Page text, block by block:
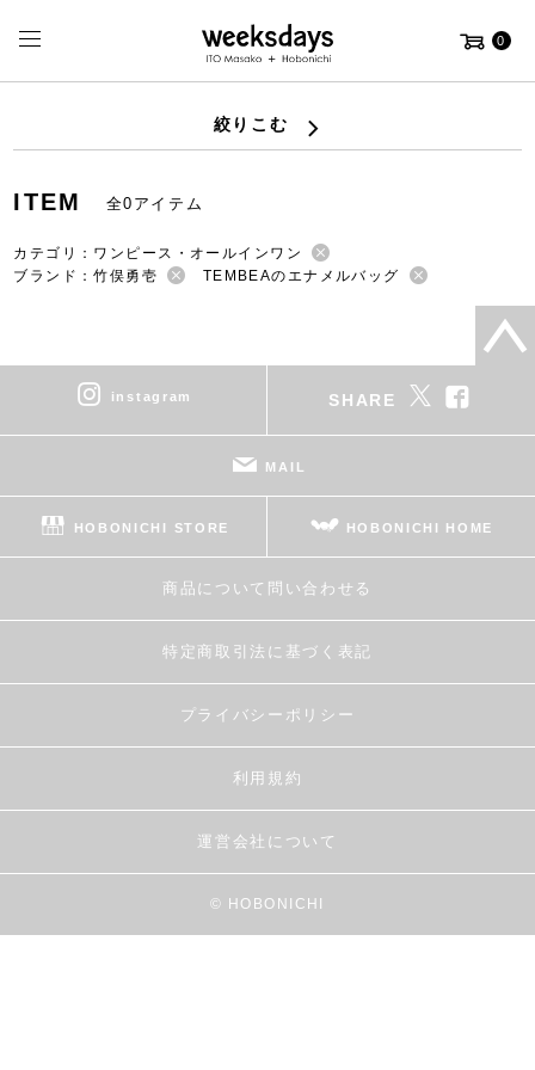
0
絞りこむ
ITEM 全0アイテム
カテゴリ：ワンピース・オールインワン
ブランド：竹俣勇壱
TEMBEAのエナメルバッグ
instagram SHARE
MAIL
HOBONICHI STORE HOBONICHI HOME
商品について問い合わせる
特定商取引法に基づく表記
プライバシーポリシー
利用規約
運営会社について
© HOBONICHI